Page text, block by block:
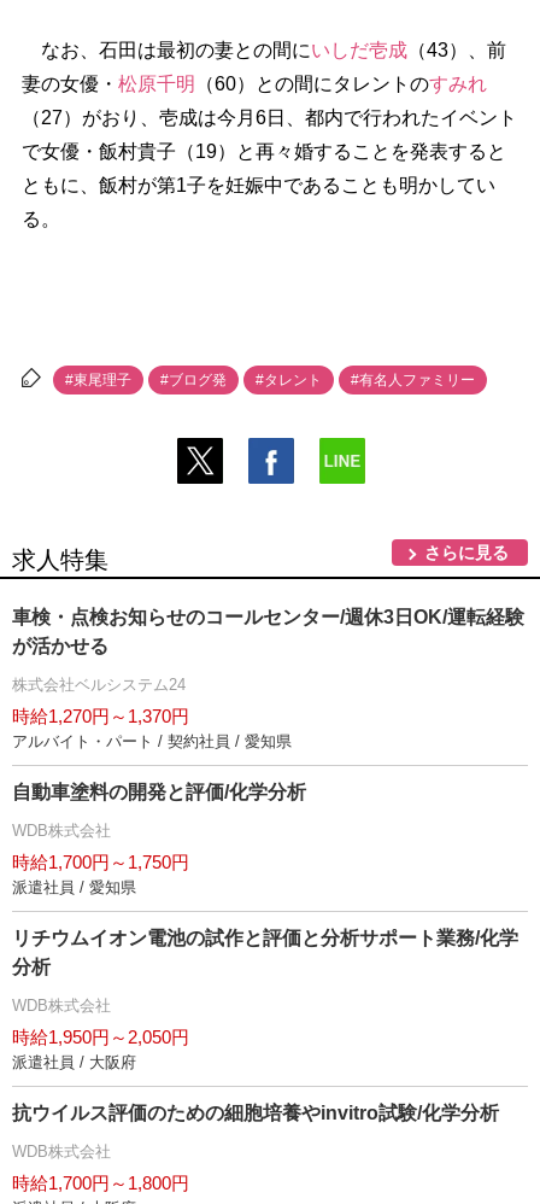
なお、石田は最初の妻との間にいしだ壱成（43）、前
妻の女優・ 松原千明 （60）との間にタレントのすみれ
（27）がおり、壱成は今月6日、都内で行われたイベント
で女優・飯村貴子（19）と再々婚することを発表すると
ともに、飯村が第1子を妊娠中であることも明かしてい
る。
#東尾理子 #ブログ発 #タレント #有名人ファミリー
求人特集 さらに見る
車検・点検お知らせのコールセンター/週休3日OK/運転経験
が活かせる
株式会社ベルシステム24
時給1,270円～1,370円
アルバイト・パート / 契約社員 / 愛知県
自動車塗料の開発と評価/化学分析
WDB株式会社
時給1,700円～1,750円
派遣社員 / 愛知県
リチウムイオン電池の試作と評価と分析サポート業務/化学
分析
WDB株式会社
時給1,950円～2,050円
派遣社員 / 大阪府
抗ウイルス評価のための細胞培養やinvitro試験/化学分析
WDB株式会社
時給1,700円～1,800円